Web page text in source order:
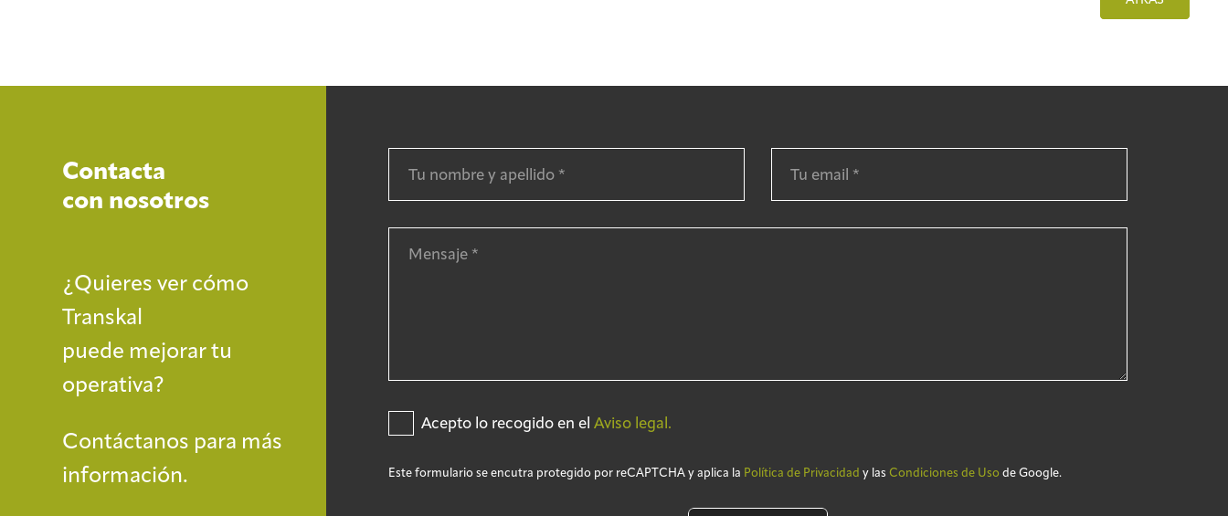
Contacta
con nosotros
¿Quieres ver cómo
Transkal
puede mejorar tu
operativa?
Contáctanos para más
información.
Acepto lo recogido en elAviso legal.
Este formulario se encutra protegido por reCAPTCHA y aplica la Política de Privacidad y las Condiciones de Uso de Google.